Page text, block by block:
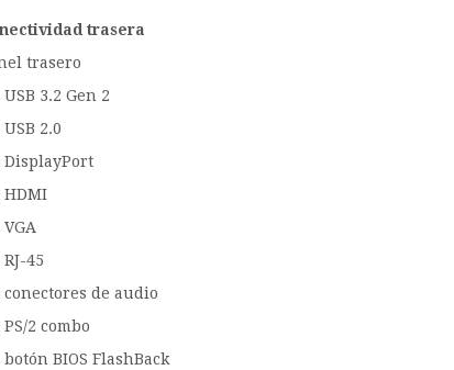
trasera
trasero
USB 3.2 Gen 2
2.0
DisplayPort
HDMI
VGA
RJ-45
conectores de audio
PS/2 combo
botón BIOS FlashBack